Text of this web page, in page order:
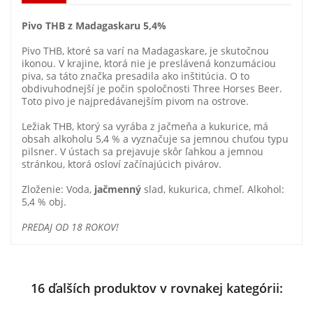
Pivo THB z Madagaskaru 5,4%
Pivo THB, ktoré sa varí na Madagaskare, je skutočnou
ikonou. V krajine, ktorá nie je preslávená konzumáciou
piva, sa táto značka presadila ako inštitúcia. O to
obdivuhodnejší je počin spoločnosti Three Horses Beer.
Toto pivo je najpredávanejším pivom na ostrove.
Ležiak THB, ktorý sa vyrába z jačmeňa a kukurice, má
obsah alkoholu 5,4 % a vyznačuje sa jemnou chuťou typu
pilsner. V ústach sa prejavuje skôr ľahkou a jemnou
stránkou, ktorá osloví začínajúcich pivárov.
Zloženie: Voda, jačmenný slad, kukurica, chmeľ. Alkohol:
5,4 % obj.
PREDAJ OD 18 ROKOV!
16 ďalších produktov v rovnakej kategórii: